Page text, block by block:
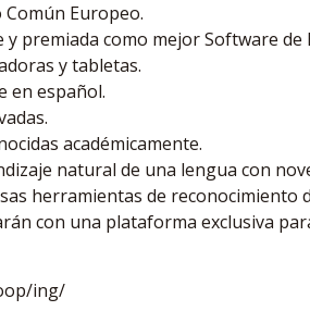
Común Europeo.
premiada como mejor Software de
y tabletas.
en español.
académicamente.
natural de una lengua con
herramientas de reconocimiento
con una plataforma exclusiva
ing/